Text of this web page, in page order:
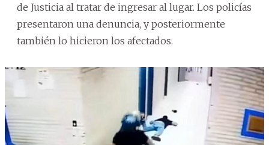
de Justicia al tratar de ingresar al lugar. Los policías
presentaron una denuncia, y posteriormente
también lo hicieron los afectados.